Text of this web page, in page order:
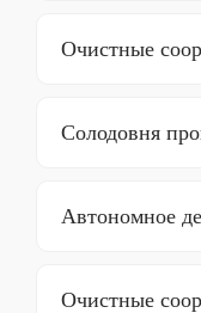
Очистные
Солодовня
Автономное
Очистные